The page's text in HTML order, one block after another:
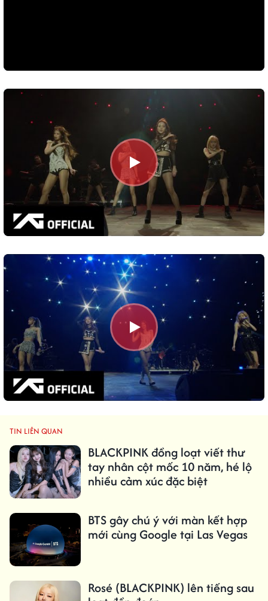
TIN LIÊN QUAN
BLACKPINK đồng loạt viết thư
tay nhân cột mốc 10 năm, hé lộ
nhiều cảm xúc đặc biệt
BTS gây chú ý với màn kết hợp
mới cùng Google tại Las Vegas
Rosé (BLACKPINK) lên tiếng sau